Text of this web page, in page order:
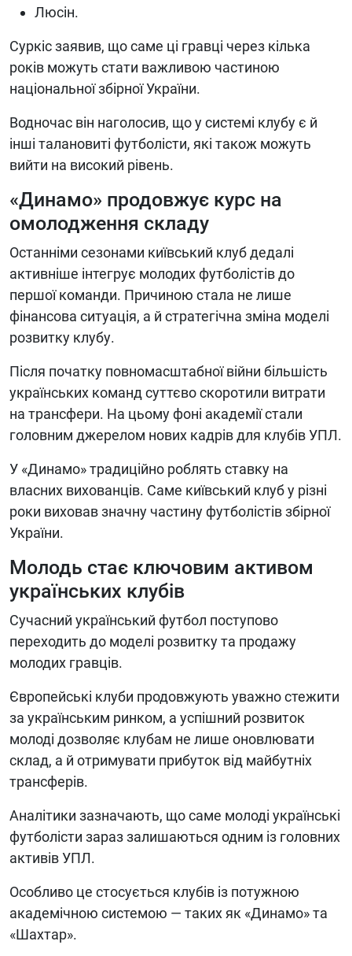
Люсін.
Суркіс заявив, що саме ці гравці через кілька
років можуть стати важливою частиною
національної збірної України.
Водночас він наголосив, що у системі клубу є й
інші талановиті футболісти, які також можуть
вийти на високий рівень.
«Динамо» продовжує курс на
омолодження складу
Останніми сезонами київський клуб дедалі
активніше інтегрує молодих футболістів до
першої команди. Причиною стала не лише
фінансова ситуація, а й стратегічна зміна моделі
розвитку клубу.
Після початку повномасштабної війни більшість
українських команд суттєво скоротили витрати
на трансфери. На цьому фоні академії стали
головним джерелом нових кадрів для клубів УПЛ.
У «Динамо» традиційно роблять ставку на
власних вихованців. Саме київський клуб у різні
роки виховав значну частину футболістів збірної
України.
Молодь стає ключовим активом
українських клубів
Сучасний український футбол поступово
переходить до моделі розвитку та продажу
молодих гравців.
Європейські клуби продовжують уважно стежити
за українським ринком, а успішний розвиток
молоді дозволяє клубам не лише оновлювати
склад, а й отримувати прибуток від майбутніх
трансферів.
Аналітики зазначають, що саме молоді українські
футболісти зараз залишаються одним із головних
активів УПЛ.
Особливо це стосується клубів із потужною
академічною системою — таких як «Динамо» та
«Шахтар».